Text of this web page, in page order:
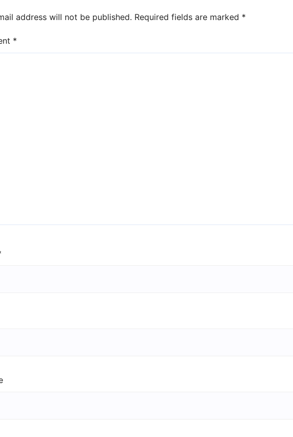
address will not be published. Required fields are marked *
*